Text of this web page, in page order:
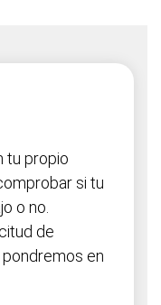
tu propio
si tu
o no.
de
en